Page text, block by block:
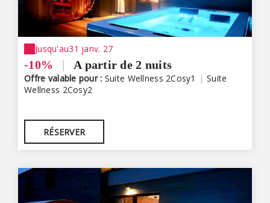
Jusqu'au31 janv. 27
-10% | A partir de 2 nuits
Offre valable pour : Suite Wellness 2Cosy1 | Suite
Wellness 2Cosy2
RÉSERVER